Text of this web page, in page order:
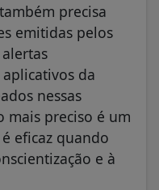
precisa
emitidas pelos
da
nessas
mais preciso é um
eficaz quando
e à